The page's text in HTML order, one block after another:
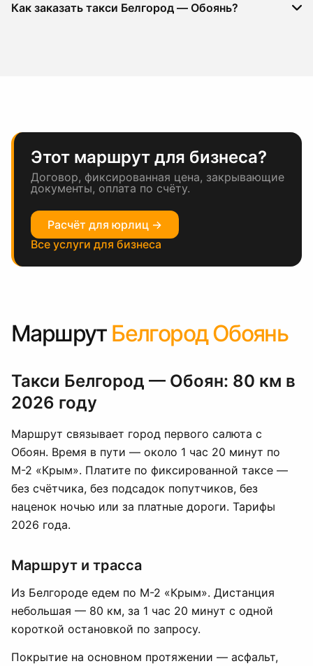
Как заказать такси Белгород — Обоянь?
Этот маршрут для бизнеса?
Договор, фиксированная цена, закрывающие
документы, оплата по счёту.
Расчёт для юрлиц →
Все услуги для бизнеса
Маршрут Белгород Обоянь
Такси Белгород — Обоян: 80 км в
2026 году
Маршрут связывает город первого салюта с
Обоян. Время в пути — около 1 час 20 минут по
М-2 «Крым». Платите по фиксированной таксе —
без счётчика, без подсадок попутчиков, без
наценок ночью или за платные дороги. Тарифы
2026 года.
Маршрут и трасса
Из Белгороде едем по М-2 «Крым». Дистанция
небольшая — 80 км, за 1 час 20 минут с одной
короткой остановкой по запросу.
Покрытие на основном протяжении — асфальт,